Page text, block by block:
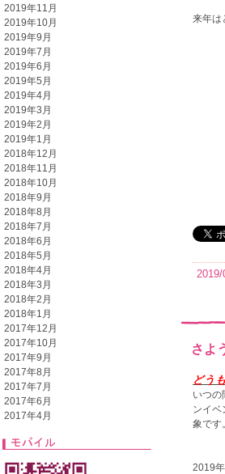
来年は
2019/
さよ
どう
いつの
ンイベ
象です
2019
2019年11月
2019年10月
2019年9月
2019年7月
2019年6月
2019年5月
2019年4月
2019年3月
2019年2月
2019年1月
2018年12月
2018年11月
2018年10月
2018年9月
2018年8月
2018年7月
2018年6月
2018年5月
2018年4月
2018年3月
2018年2月
2018年1月
2017年12月
2017年10月
2017年9月
2017年8月
2017年7月
2017年6月
2017年4月